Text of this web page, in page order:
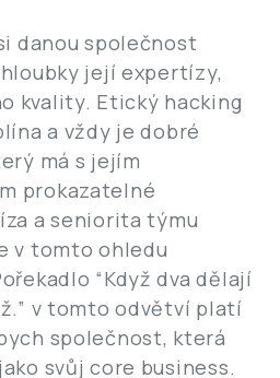
danou společnost
její expertízy,
kvality. Etický hacking
a vždy je dobré
má s jejím
prokazatelné
a seniorita týmu
v tomto ohledu
“Když dva dělají
v tomto odvětví platí
společnost, která
svůj core business.